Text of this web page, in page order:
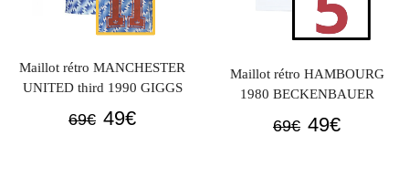
Maillot rétro MANCHESTER
UNITED third 1990 GIGGS
69€ Le
49€Le
Maillot rétro HAMBOURG
1980 BECKENBAUER
69€ Le
49€Le